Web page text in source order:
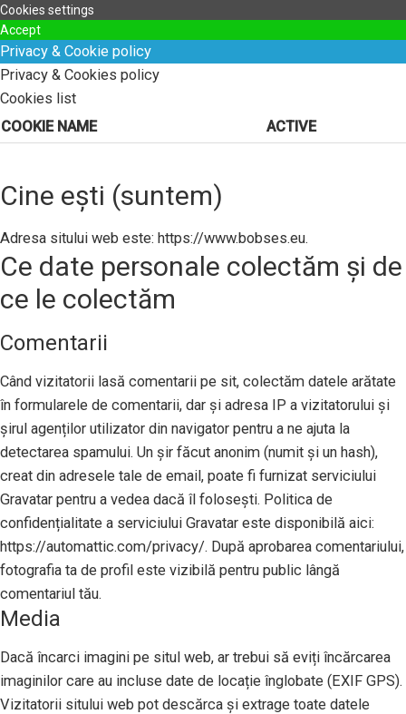
Cookies settings
Accept
Privacy & Cookie policy
Privacy & Cookies policy
Cookies list
COOKIE NAME
ACTIVE
Cine ești (suntem)
Adresa sitului web este: https://www.bobses.eu.
Ce date personale colectăm și de
ce le colectăm
Comentarii
Când vizitatorii lasă comentarii pe sit, colectăm datele arătate
în formularele de comentarii, dar și adresa IP a vizitatorului și
șirul agenților utilizator din navigator pentru a ne ajuta la
detectarea spamului. Un șir făcut anonim (numit și un hash),
creat din adresele tale de email, poate fi furnizat serviciului
Gravatar pentru a vedea dacă îl folosești. Politica de
confidențialitate a serviciului Gravatar este disponibilă aici:
https://automattic.com/privacy/. După aprobarea comentariului,
fotografia ta de profil este vizibilă pentru public lângă
comentariul tău.
Media
Dacă încarci imagini pe situl web, ar trebui să eviți încărcarea
imaginilor care au incluse date de locație înglobate (EXIF GPS).
Vizitatorii sitului web pot descărca și extrage toate datele